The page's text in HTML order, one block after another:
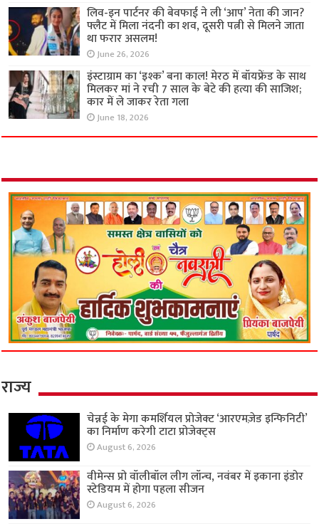
लिव-इन पार्टनर की बेवफाई ने ली ‘आप’ नेता की जान?
फ्लैट में मिला नंदनी का शव, दूसरी पत्नी से मिलने जाता
था फरार असलम!
June 26, 2026
इंस्टाग्राम का ‘इश्क’ बना काल! मेरठ में बॉयफ्रेंड के साथ
मिलकर मां ने रची 7 साल के बेटे की हत्या की साजिश;
कार में ले जाकर रेता गला
June 18, 2026
राज्य
चेन्नई के मेगा कमर्शियल प्रोजेक्ट ‘आरएमज़ेड इन्फिनिटी’
का निर्माण करेगी टाटा प्रोजेक्ट्स
August 6, 2026
वीमेन्स प्रो वॉलीबॉल लीग लॉन्च, नवंबर में इकाना इंडोर
स्टेडियम में होगा पहला सीजन
August 6, 2026